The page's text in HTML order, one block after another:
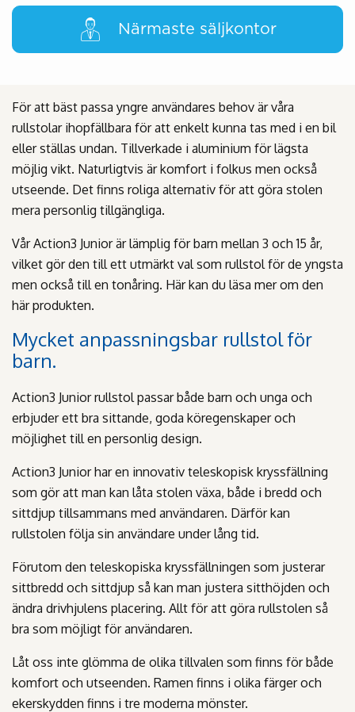
Närmaste säljkontor
För att bäst passa yngre användares behov är våra
rullstolar ihopfällbara för att enkelt kunna tas med i en bil
eller ställas undan. Tillverkade i aluminium för lägsta
möjlig vikt. Naturligtvis är komfort i folkus men också
utseende. Det finns roliga alternativ för att göra stolen
mera personlig tillgängliga.
Vår Action3 Junior är lämplig för barn mellan 3 och 15 år,
vilket gör den till ett utmärkt val som rullstol för de yngsta
men också till en tonåring. Här kan du läsa mer om den
här produkten.
Mycket anpassningsbar rullstol för
barn.
Action3 Junior rullstol passar både barn och unga och
erbjuder ett bra sittande, goda köregenskaper och
möjlighet till en personlig design.
Action3 Junior har en innovativ teleskopisk kryssfällning
som gör att man kan låta stolen växa, både i bredd och
sittdjup tillsammans med användaren. Därför kan
rullstolen följa sin användare under lång tid.
Förutom den teleskopiska kryssfällningen som justerar
sittbredd och sittdjup så kan man justera sitthöjden och
ändra drivhjulens placering. Allt för att göra rullstolen så
bra som möjligt för användaren.
Låt oss inte glömma de olika tillvalen som finns för både
komfort och utseenden. Ramen finns i olika färger och
ekerskydden finns i tre moderna mönster.